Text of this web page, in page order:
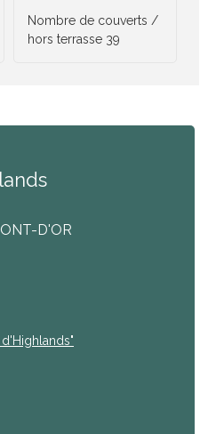
Nombre de couverts /
hors terrasse 39
D'OR